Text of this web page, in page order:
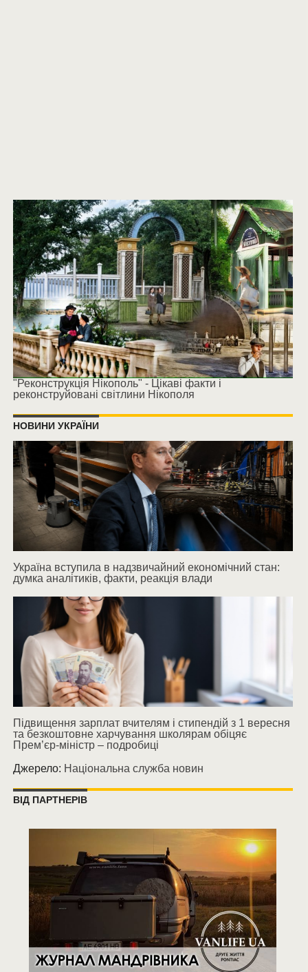
"Реконструкція Нікополь" - Цікаві факти і
реконструйовані світлини Нікополя
НОВИНИ УКРАЇНИ
Україна вступила в надзвичайний економічний стан:
думка аналітиків, факти, реакція влади
Підвищення зарплат вчителям і стипендій з 1 вересня
та безкоштовне харчування школярам обіцяє
Прем’єр-міністр – подробиці
Джерело: Національна служба новин
ВІД ПАРТНЕРІВ